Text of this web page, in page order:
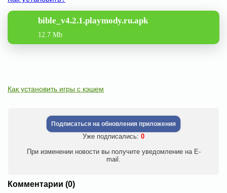
bible_v4.2.1.playmody.ru.apk
12.7 Mb
Как установить игры с кэшем
Подписаться на обновления приложения
Уже подписались: 0
При изменении новости вы получите уведомление на E-
mail.
Комментарии (0)